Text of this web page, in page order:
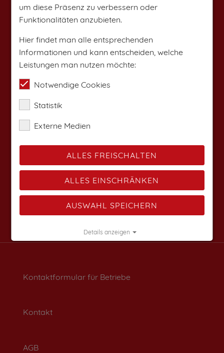
Kontaktformular für Betriebe
Kontakt
AGB
um diese Präsenz zu verbessern oder
Funktionalitäten anzubieten.
Hier findet man alle entsprechenden
Informationen und kann entscheiden, welche
Leistungen man nutzen möchte:
Notwendige Cookies
Statistik
Externe Medien
ALLES FREISCHALTEN
ALLES EINSCHRÄNKEN
AUSWAHL SPEICHERN
Details anzeigen